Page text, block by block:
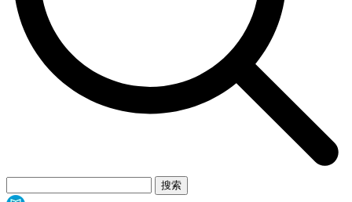
系
登
录
事